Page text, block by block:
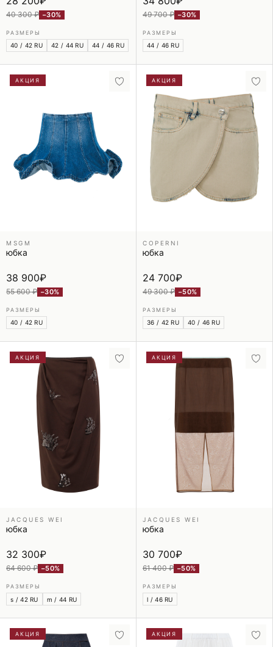
40 300 ₽ −30%
РАЗМЕРЫ
40 / 42 RU 42 / 44 RU 44 / 46 RU
49 700 ₽ −30%
РАЗМЕРЫ
44 / 46 RU
АКЦИЯ
MSGM
юбка
38 900₽
55 600 ₽ −30%
РАЗМЕРЫ
40 / 42 RU
АКЦИЯ
COPERNI
юбка
24 700₽
49 300 ₽ −50%
РАЗМЕРЫ
36 / 42 RU 40 / 46 RU
АКЦИЯ
JACQUES WEI
юбка
32 300₽
64 600 ₽ −50%
РАЗМЕРЫ
s / 42 RU m / 44 RU
АКЦИЯ
JACQUES WEI
юбка
30 700₽
61 400 ₽ −50%
РАЗМЕРЫ
l / 46 RU
АКЦИЯ АКЦИЯ